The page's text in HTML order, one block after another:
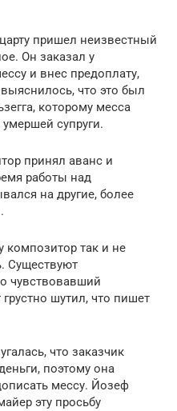
пришел неизвестный
Он заказал у
и внес предоплату,
что это был
которому месса
супруги.
принял аванс и
работы над
на другие, более
композитор так и не
Существуют
чувствовавший
шутил, что пишет
что заказчик
поэтому она
мессу. Йозеф
эту просьбу